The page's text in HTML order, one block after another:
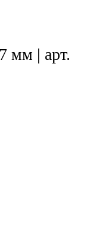
мм | арт.